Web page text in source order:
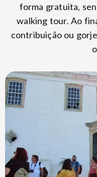
forma gratuita,
walking tour. Ao
contribuição ou